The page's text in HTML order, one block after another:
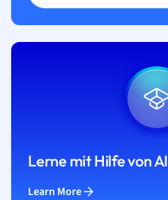
Lerne mit Hilfe von AI
Learn More